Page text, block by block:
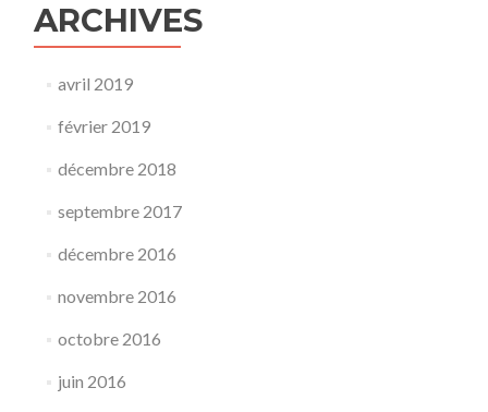
ARCHIVES
avril 2019
février 2019
décembre 2018
septembre 2017
décembre 2016
novembre 2016
octobre 2016
juin 2016